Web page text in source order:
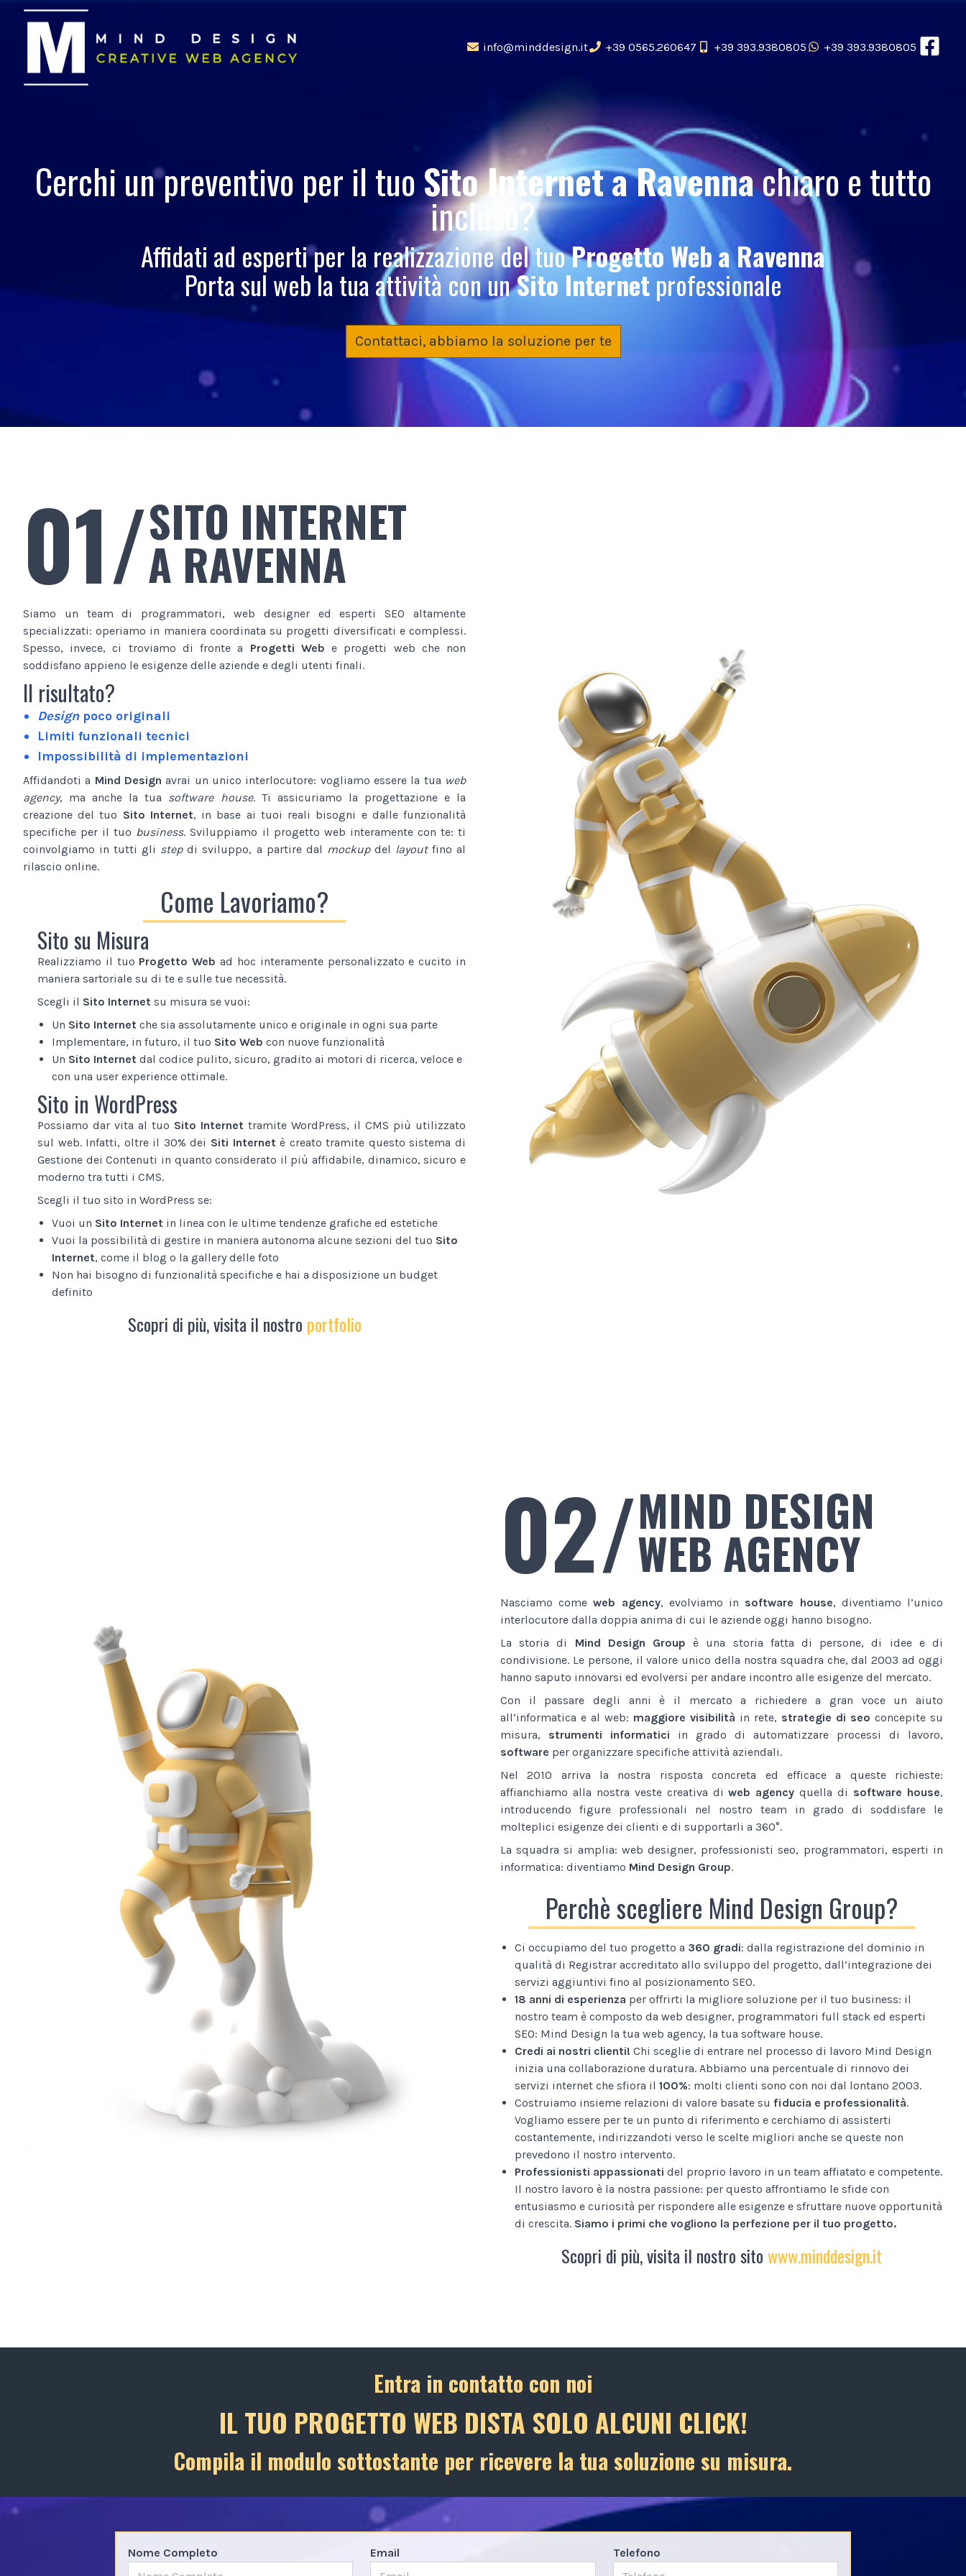
info@minddesign.it +39 0565.260647 +39 393.9380805 +39 393.9380805
Cerchi un preventivo per il tuoSito Interneta Ravennachiaro e tutto
incluso?
Affidati ad esperti per la realizzazione del tuoProgetto Weba Ravenna
Porta sul web la tua attività con unSito Internetprofessionale
Contattaci, abbiamo la soluzione per te
01/SITO INTERNET
A RAVENNA
Siamo un team di programmatori, web designer ed esperti SEO altamente
specializzati: operiamo in maniera coordinata su progetti diversificati e complessi.
Spesso, invece, ci troviamo di fronte a Progetti Web e progetti web che non
soddisfano appieno le esigenze delle aziende e degli utenti finali.
Il risultato?
Designpoco originali
Limiti funzionali tecnici
Impossibilità di implementazioni
Affidandoti a Mind Design avrai un unico interlocutore: vogliamo essere la tua web
agency, ma anche la tua software house. Ti assicuriamo la progettazione e la
creazione del tuo Sito Internet, in base ai tuoi reali bisogni e dalle funzionalità
specifiche per il tuo business. Sviluppiamo il progetto web interamente con te: ti
coinvolgiamo in tutti gli stepdi sviluppo, a partire dal mockupdel layoutfino al
rilascio online.
Come Lavoriamo?
Sito su Misura
Realizziamo il tuo Progetto Web ad hoc interamente personalizzato e cucito in
maniera sartoriale su di te e sulle tue necessità.
Scegli il Sito Internet su misura se vuoi:
Un Sito Internet che sia assolutamente unico e originale in ogni sua parte
Implementare, in futuro, il tuo Sito Web con nuove funzionalità
Un Sito Internet dal codice pulito, sicuro, gradito ai motori di ricerca, veloce e
con una user experience ottimale.
Sito in WordPress
Possiamo dar vita al tuo Sito Internet tramite WordPress, il CMS più utilizzato
sul web. Infatti, oltre il 30% dei Siti Internet è creato tramite questo sistema di
Gestione dei Contenuti in quanto considerato il più affidabile, dinamico, sicuro e
moderno tra tutti i CMS.
Scegli il tuo sito in WordPress se:
Vuoi un Sito Internet in linea con le ultime tendenze grafiche ed estetiche
Vuoi la possibilità di gestire in maniera autonoma alcune sezioni del tuo Sito
Internet, come il blog o la gallery delle foto
Non hai bisogno di funzionalità specifiche e hai a disposizione un budget
definito
Scopri di più, visita il nostro portfolio
02/MIND DESIGN
WEB AGENCY
Nasciamo comeweb agency, evolviamo in software house, diventiamo l’unico
interlocutore dalla doppia anima di cui le aziende oggi hanno bisogno.
La storia di Mind Design Group è una storia fatta di persone, di idee e di
condivisione. Le persone, il valore unico della nostra squadra che, dal 2003 ad oggi
hanno saputo innovarsi ed evolversi per andare incontro alle esigenze del mercato.
Con il passare degli anni è il mercato a richiedere a gran voce un aiuto
all’informatica e al web: maggiore visibilità in rete, strategie di seo concepite su
misura, strumenti informatici in grado di automatizzare processi di lavoro,
software per organizzare specifiche attività aziendali.
Nel 2010 arriva la nostra risposta concreta ed efficace a queste richieste:
affianchiamo alla nostra veste creativa diweb agency quella di software house,
introducendo figure professionali nel nostro team in grado di soddisfare le
molteplici esigenze dei clienti e di supportarli a 360°.
La squadra si amplia: web designer, professionisti seo, programmatori, esperti in
informatica: diventiamo Mind Design Group.
Perchè scegliere Mind Design Group?
Ci occupiamo del tuo progetto a 360 gradi: dalla registrazione del dominio in
qualità di Registrar accreditato allo sviluppo del progetto, dall’integrazione dei
servizi aggiuntivi fino al posizionamento SEO.
18 anni di esperienza per offrirti la migliore soluzione per il tuo business: il
nostro team è composto da web designer, programmatori full stack ed esperti
SEO: Mind Design la tua web agency, la tua software house.
Credi ai nostri clienti! Chi sceglie di entrare nel processo di lavoro Mind Design
inizia una collaborazione duratura. Abbiamo una percentuale di rinnovo dei
servizi internet che sfiora il 100%: molti clienti sono con noi dal lontano 2003.
Costruiamo insieme relazioni di valore basate su fiducia e professionalità.
Vogliamo essere per te un punto di riferimento e cerchiamo di assisterti
costantemente, indirizzandoti verso le scelte migliori anche se queste non
prevedono il nostro intervento.
Professionisti appassionati del proprio lavoro in un team affiatato e competente.
Il nostro lavoro è la nostra passione: per questo affrontiamo le sfide con
entusiasmo e curiosità per rispondere alle esigenze e sfruttare nuove opportunità
di crescita. Siamo i primi che vogliono la perfezione per il tuo progetto.
Scopri di più, visita il nostro sitowww.minddesign.it
Entra in contatto con noi
IL TUO PROGETTO WEB DISTA SOLO ALCUNI CLICK!
Compila il modulo sottostante per ricevere la tua soluzione su misura.
Nome Completo Email Telefono